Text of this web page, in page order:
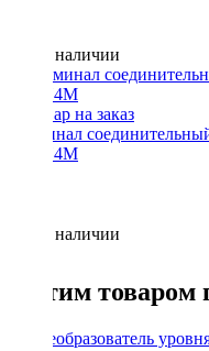
Нет в наличии
Терминал
УТ4П4М
Нет в наличии
С этим